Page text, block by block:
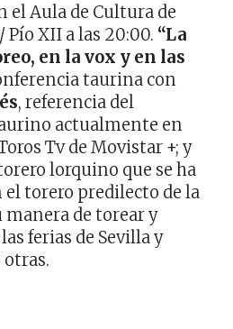
el Aula de Cultura de
Pío XII a las 20:00. “La
en la vox y en las
taurina con
, referencia del
actualmente en
Tv de Movistar +; y
lorquino que se ha
el torero predilecto de la
de torear y
ferias de Sevilla y